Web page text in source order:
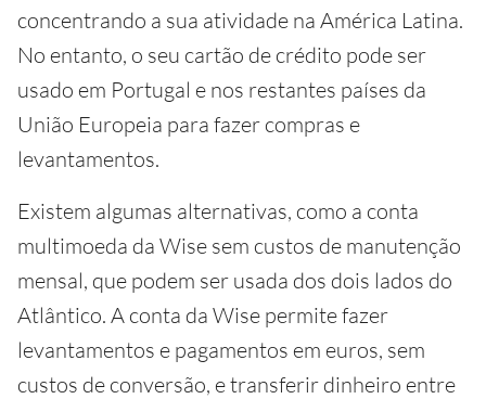
concentrando a sua atividade na América Latina.
No entanto, o seu cartão de crédito pode ser
usado em Portugal e nos restantes países da
União Europeia para fazer compras e
levantamentos.
Existem algumas alternativas, como a conta
multimoeda da Wise sem custos de manutenção
mensal, que podem ser usada dos dois lados do
Atlântico. A conta da Wise permite fazer
levantamentos e pagamentos em euros, sem
custos de conversão, e transferir dinheiro entre